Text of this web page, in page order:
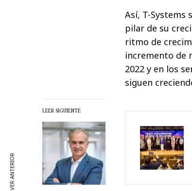
LEER SIGUIENTE
Así, T-Systems
pilar de su
ritmo de
incremento de
2022 y en los
siguen
VER ANTERIOR